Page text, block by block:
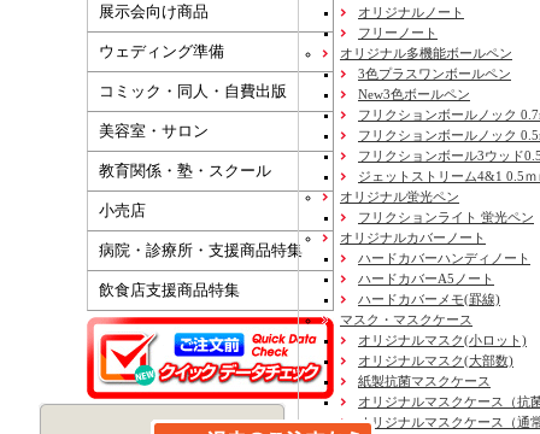
展示会向け商品
ウェディング準備
コミック・同人・自費出版
美容室・サロン
教育関係・塾・スクール
小売店
病院・診療所・支援商品特集
飲食店支援商品特集
オリジナルノート
フリーノート
オリジナル多機能ボールペン
3色プラスワンボールペン
New3色ボールペン
フリクションボールノック
フリクションボールノック
フリクションボール3ウッド
ジェットストリーム4&1 0.5ｍ
オリジナル蛍光ペン
フリクションライト 蛍光ペン
オリジナルカバーノート
ハードカバーハンディノート
ハードカバーA5ノート
ハードカバーメモ(罫線)
マスク・マスクケース
オリジナルマスク(小ロット)
オリジナルマスク(大部数)
紙製抗菌マスクケース
オリジナルマスクケース（抗
オリジナルマスクケース（通